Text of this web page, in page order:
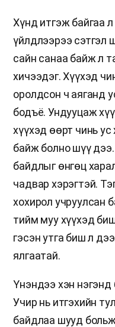
Хүнд итгэж байгаа
үйлдлээрээ сэтгэл
сайн санаа байж л
хичээдэг. Хүүхэд
оролдсон ч аяганд
бодъё. Ундууцаж
хүүхэд өөрт чинь
байж болно шүү
байдлыг өнгөц
чадвар хэрэгтэй.
хохирол учруулсан
тийм муу хүүхэд
гэсэн утга биш л
ялгаатай.
Үнэндээ хэн нэгэнд
Учир нь итгэхийн
байдлаа шууд